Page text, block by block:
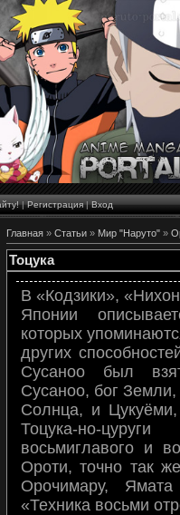
|Регистрация|Вход
Главная » Статьи » Мир "Наруто" »
Тоцука
В «Кодзики»,
Японии
которых
других
Сусаноо был
Сусаноо, бог
Солнца, и
Тоцука-но-
восьмиглавого и
Ороти, точно так
Орочимару,
«Техника восьми